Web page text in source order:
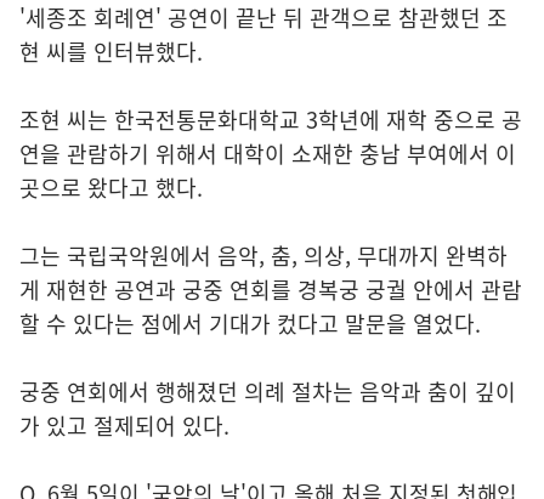
'세종조 회례연' 공연이 끝난 뒤 관객으로 참관했던 조
현 씨를 인터뷰했다.
조현 씨는 한국전통문화대학교 3학년에 재학 중으로 공
연을 관람하기 위해서 대학이 소재한 충남 부여에서 이
곳으로 왔다고 했다.
그는 국립국악원에서 음악, 춤, 의상, 무대까지 완벽하
게 재현한 공연과 궁중 연회를 경복궁 궁궐 안에서 관람
할 수 있다는 점에서 기대가 컸다고 말문을 열었다.
궁중 연회에서 행해졌던 의례 절차는 음악과 춤이 깊이
가 있고 절제되어 있다.